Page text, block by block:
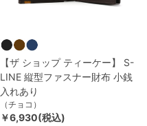
【ザ ショップ ティーケー】 S-
LINE 縦型ファスナー財布 小銭
入れあり
（チョコ）
￥6,930(税込)